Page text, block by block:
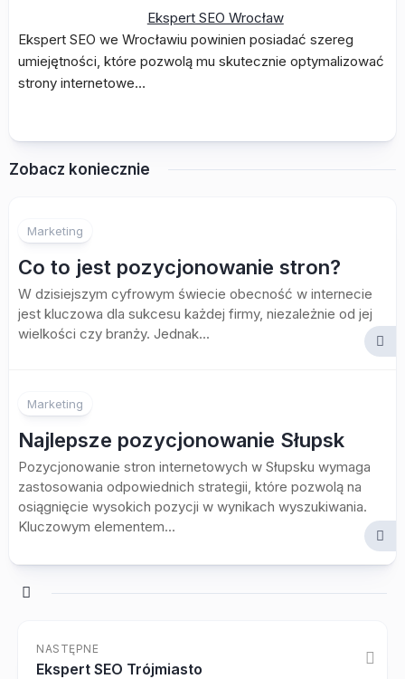
Ekspert SEO Wrocław
Ekspert SEO we Wrocławiu powinien posiadać szereg
umiejętności, które pozwolą mu skutecznie optymalizować
strony internetowe…
Zobacz koniecznie
Marketing
Co to jest pozycjonowanie stron?
W dzisiejszym cyfrowym świecie obecność w internecie
jest kluczowa dla sukcesu każdej firmy, niezależnie od jej
wielkości czy branży. Jednak...
Marketing
Najlepsze pozycjonowanie Słupsk
Pozycjonowanie stron internetowych w Słupsku wymaga
zastosowania odpowiednich strategii, które pozwolą na
osiągnięcie wysokich pozycji w wynikach wyszukiwania.
Kluczowym elementem...
NASTĘPNE
Ekspert SEO Trójmiasto